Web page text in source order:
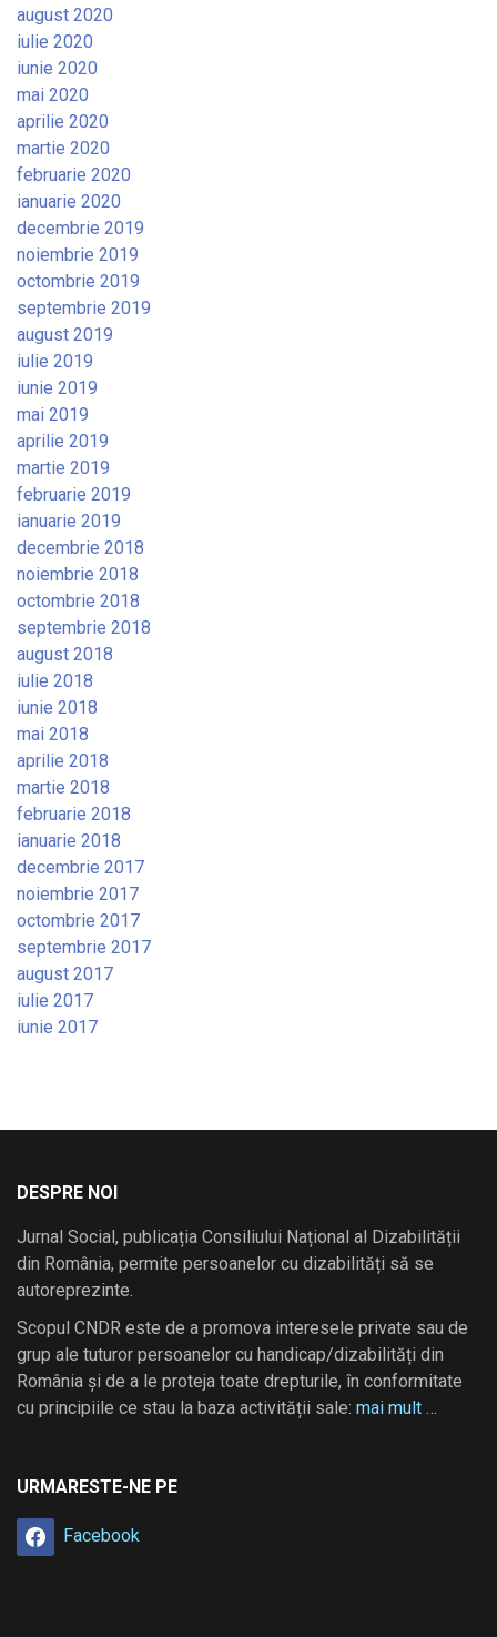
august 2020
iulie 2020
iunie 2020
mai 2020
aprilie 2020
martie 2020
februarie 2020
ianuarie 2020
decembrie 2019
noiembrie 2019
octombrie 2019
septembrie 2019
august 2019
iulie 2019
iunie 2019
mai 2019
aprilie 2019
martie 2019
februarie 2019
ianuarie 2019
decembrie 2018
noiembrie 2018
octombrie 2018
septembrie 2018
august 2018
iulie 2018
iunie 2018
mai 2018
aprilie 2018
martie 2018
februarie 2018
ianuarie 2018
decembrie 2017
noiembrie 2017
octombrie 2017
septembrie 2017
august 2017
iulie 2017
iunie 2017
DESPRE NOI
Jurnal Social, publicația Consiliului Național al Dizabilității
din România, permite persoanelor cu dizabilități să se
autoreprezinte.
Scopul CNDR este de a promova interesele private sau de
grup ale tuturor persoanelor cu handicap/dizabilități din
România și de a le proteja toate drepturile, în conformitate
cu principiile ce stau la baza activității sale: mai mult …
URMARESTE-NE PE
Facebook